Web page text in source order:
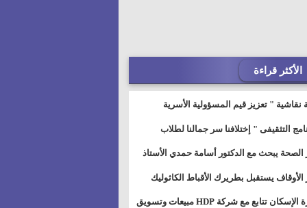
الأكثر قراءة
نقاشية " تعزيز قيم المسؤولية الأسرية
التثقيفى " إختلافنا سر جمالنا لطلاب
ذوى الهمهم" بمدارس التربية الخاصة
الصحة يبحث مع الدكتور أسامة حمدي الأستاذ
هارفارد توسيع برامج التوعية بمرض السكري
الأوقاف يستقبل بطريرك الأقباط الكاثوليك
وزيرة الإسكان تتابع مع شركة HDP مبيعات وتسويق